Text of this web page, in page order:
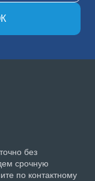
без
срочную
по контактному